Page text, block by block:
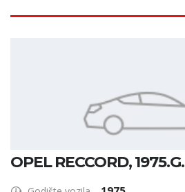
OPEL RECCORD, 1975.G.